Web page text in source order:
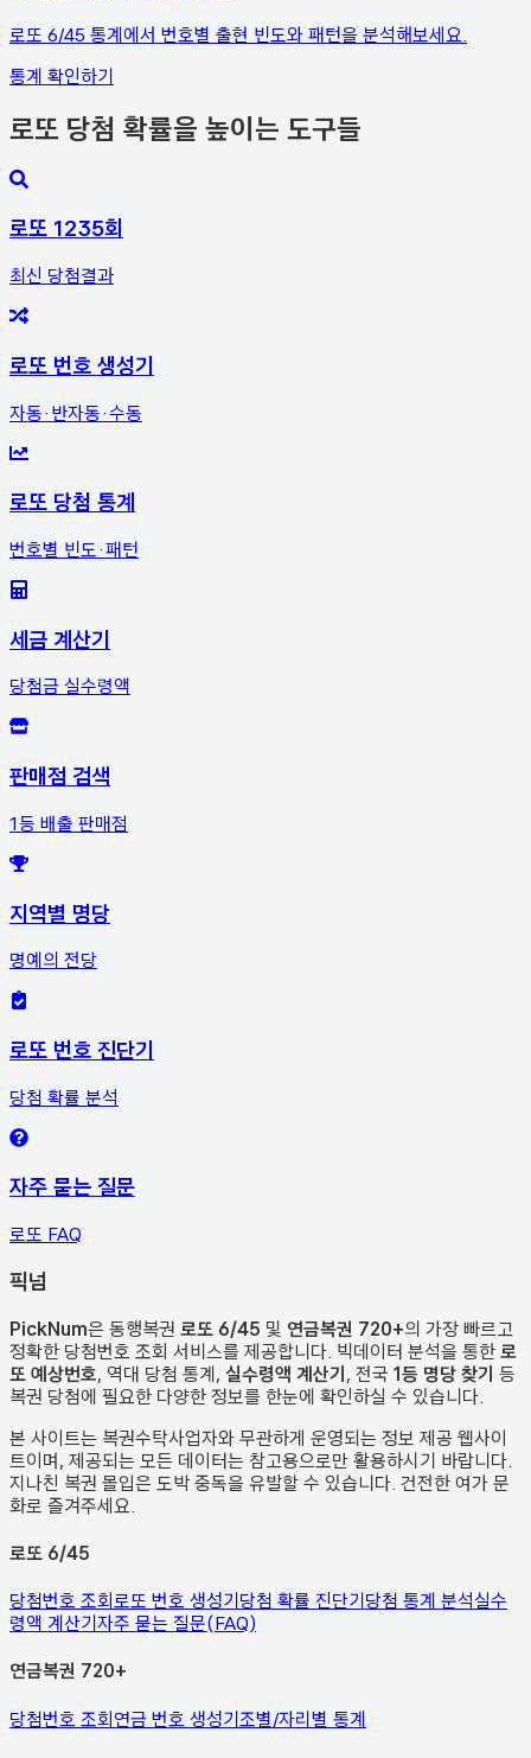
로또 6/45 통계에서 번호별 출현 빈도와 패턴을 분석해보세요.
통계 확인하기
로또 당첨 확률을 높이는 도구들
로또 1235회
최신 당첨결과
로또 번호 생성기
자동·반자동·수동
로또 당첨 통계
번호별 빈도·패턴
세금 계산기
당첨금 실수령액
판매점 검색
1등 배출 판매점
지역별 명당
명예의 전당
로또 번호 진단기
당첨 확률 분석
자주 묻는 질문
로또 FAQ
픽넘
PickNum은 동행복권 로또 6/45 및 연금복권 720+의 가장 빠르고
정확한 당첨번호 조회 서비스를 제공합니다. 빅데이터 분석을 통한 로
또 예상번호, 역대 당첨 통계, 실수령액 계산기, 전국 1등 명당 찾기 등
복권 당첨에 필요한 다양한 정보를 한눈에 확인하실 수 있습니다.
본 사이트는 복권수탁사업자와 무관하게 운영되는 정보 제공 웹사이
트이며, 제공되는 모든 데이터는 참고용으로만 활용하시기 바랍니다.
지나친 복권 몰입은 도박 중독을 유발할 수 있습니다. 건전한 여가 문
화로 즐겨주세요.
로또 6/45
당첨번호 조회로또 번호 생성기당첨 확률 진단기당첨 통계 분석실수
령액 계산기자주 묻는 질문(FAQ)
연금복권 720+
당첨번호 조회연금 번호 생성기조별/자리별 통계